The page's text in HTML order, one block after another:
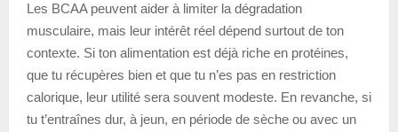
Les BCAA peuvent aider à limiter la dégradation
musculaire, mais leur intérêt réel dépend surtout de ton
contexte. Si ton alimentation est déjà riche en protéines,
que tu récupères bien et que tu n’es pas en restriction
calorique, leur utilité sera souvent modeste. En revanche, si
tu t’entraînes dur, à jeun, en période de sèche ou avec un